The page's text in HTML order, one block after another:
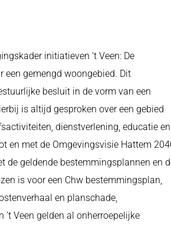
initiatieven ’t Veen: De
een gemengd woongebied. Dit
besluit in de vorm van een
is altijd gesproken over een gebied
dienstverlening, educatie en
en met de Omgevingsvisie Hattem
de geldende bestemmingsplannen en
is voor een Chw bestemmingsplan,
en planschade,
Veen gelden al onherroepelijke